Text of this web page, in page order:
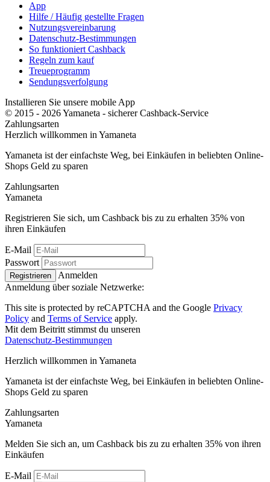
App
Hilfe / Häufig gestellte Fragen
Nutzungsvereinbarung
Datenschutz-Bestimmungen
So funktioniert Cashback
Regeln zum kauf
Treueprogramm
Sendungsverfolgung
Installieren Sie unsere mobile App
© 2015 - 2026 Yamaneta - sicherer Cashback-Service
Zahlungsarten
Herzlich willkommen in Yamaneta
Yamaneta ist der einfachste Weg, bei Einkäufen in beliebten Online-
Shops Geld zu sparen
Zahlungsarten
Yamaneta
Registrieren Sie sich, um Cashback bis zu zu erhalten 35% von
ihren Einkäufen
E-Mail
Passwort
Registrieren
Anmelden
Anmeldung über soziale Netzwerke:
This site is protected by reCAPTCHA and the Google Privacy
Policy and Terms of Service apply.
Mit dem Beitritt stimmst du unseren
Datenschutz-Bestimmungen
Herzlich willkommen in Yamaneta
Yamaneta ist der einfachste Weg, bei Einkäufen in beliebten Online-
Shops Geld zu sparen
Zahlungsarten
Yamaneta
Melden Sie sich an, um Cashback bis zu zu erhalten 35% von ihren
Einkäufen
E-Mail